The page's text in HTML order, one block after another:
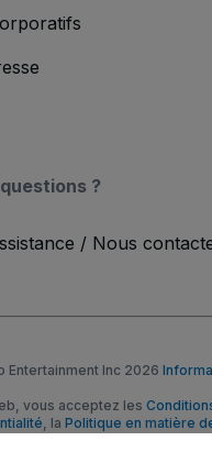
?
/ Nous
Inc 2026
vous acceptez les
, la Politique en matière